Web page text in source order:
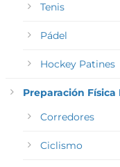
Tenis
Pádel
Hockey Patines
Preparación
Corredores
Ciclismo